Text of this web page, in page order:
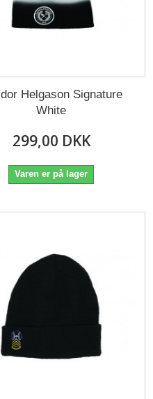
Helgason Signature
White
299,00 DKK
Varen er på lager